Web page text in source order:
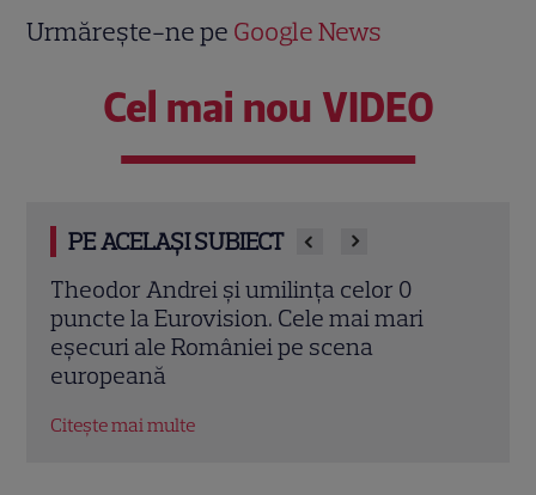
Urmărește-ne pe Google News
Cel mai nou VIDEO
PE ACELAȘI SUBIECT
Cine este vocea masculină care apare în
noua piesă a Deliei? Detaliul neștiut din
spatele hitului „Analog”